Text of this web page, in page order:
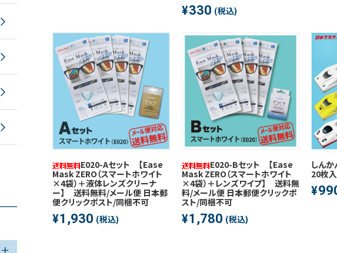
¥330 (税込)
E020-Aセット 【Ease
Mask ZERO（スマートホワイト
×4袋）＋液体レンズクリーナ
ー】 送料無料/メール便 日本郵
便クリックポスト/同梱不可
¥1,930 (税込)
E020-Bセット 【Ease
Mask ZERO（スマートホワイト
×4袋）＋レンズワイプ】 送料無
料/メール便 日本郵便クリックポ
スト/同梱不可
¥1,780 (税込)
しん
20枚
¥
土